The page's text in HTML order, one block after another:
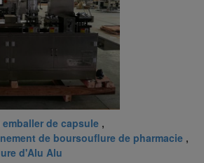
emballer de capsule ,
de boursouflure de pharmacie ,
d'Alu Alu